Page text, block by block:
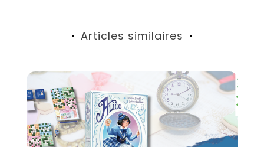
Articles similaires